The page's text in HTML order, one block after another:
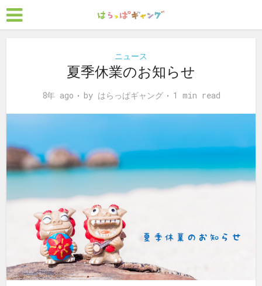
ニュース
夏季休業のお知らせ
8年 ago by はらっぱギャング 1 min read